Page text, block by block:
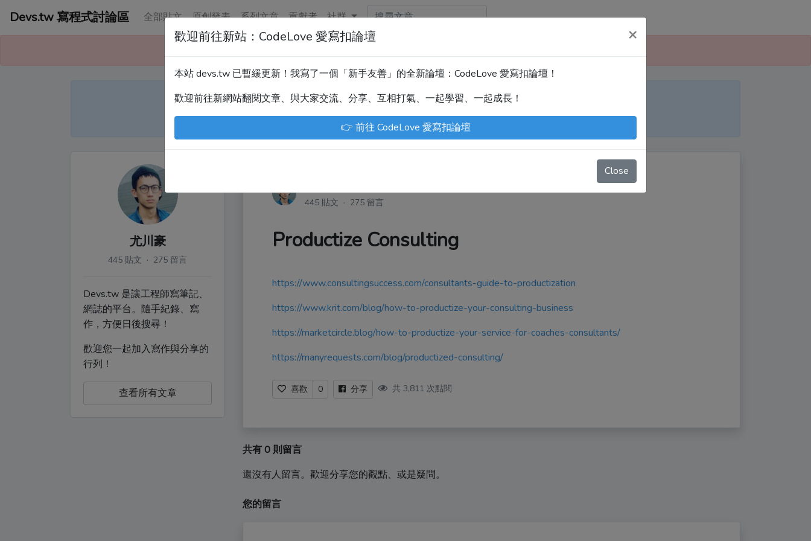
Devs.tw 寫程式討論區 全部貼文 原創發表 系列文章 貢獻者 社群
Devs.tw 是讓工程師寫筆記、網誌的平台。歡迎您隨手紀錄、寫作，方便日後搜尋！
尤川豪
Enoxs chenjenping Kevin Hou JuenTingShie
445 貼文 · 275 留言
Productize Consulting
https://www.consultingsuccess.com/consultants-guide-to-productization
https://www.krit.com/blog/how-to-productize-your-consulting-business
https://marketcircle.blog/how-to-productize-your-service-for-coaches-consultants/
https://manyrequests.com/blog/productized-consulting/
喜歡 0 分享 共 3,811 次點閱
共有 0 則留言
還沒有人留言。歡迎分享您的觀點、或是疑問。
您的留言
尤川豪
445 貼文 · 275 留言
Devs.tw 是讓工程師寫筆記、
網誌的平台。隨手紀錄、寫
作，方便日後搜尋！
歡迎您一起加入寫作與分享的
行列！
查看所有文章
歡迎前往新站：CodeLove 愛寫扣論壇 ×
本站 devs.tw 已暫緩更新！我寫了一個「新手友善」的全新論壇：CodeLove 愛寫扣論壇！
歡迎前往新網站翻閱文章、與大家交流、分享、互相打氣、一起學習、一起成長！
👉 前往 CodeLove 愛寫扣論壇
Close